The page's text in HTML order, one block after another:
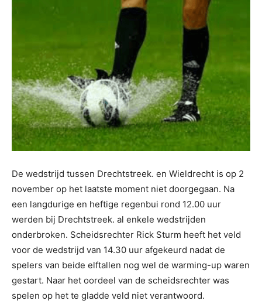
De wedstrijd tussen Drechtstreek. en Wieldrecht is op 2
november op het laatste moment niet doorgegaan. Na
een langdurige en heftige regenbui rond 12.00 uur
werden bij Drechtstreek. al enkele wedstrijden
onderbroken. Scheidsrechter Rick Sturm heeft het veld
voor de wedstrijd van 14.30 uur afgekeurd nadat de
spelers van beide elftallen nog wel de warming-up waren
gestart. Naar het oordeel van de scheidsrechter was
spelen op het te gladde veld niet verantwoord.